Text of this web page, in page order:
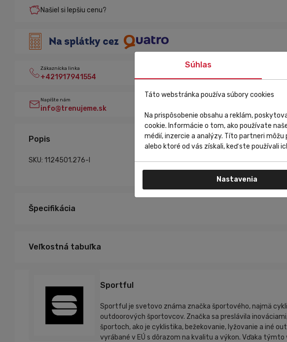
Našiel si lepšiu cenu?
Zákaznícka linka
+421917941554
Napíšte nám
info@trenujeme.sk
Popis
SKU: 1124501.276-l
Špecifikácia
Veľkostná tabuľka
Sportful
Sportful je svetovo známa značka športového, najmä
outdoorových športovcov. Značka sa preslávila
športoch, ako je cyklistika, bežekovanie, lyžovanie a iné
vyrábané v EÚ s dôrazom na kvalitu a výkon. Vďaka
Súhlas
Táto webstránka používa súbory cookies
Na prispôsobenie obsahu a reklám,
cookie. Informácie o tom, ako používate
médií, inzercie a analýzy. Títo partneri
alebo ktoré od vás získali, keď ste používali
Nastavenia